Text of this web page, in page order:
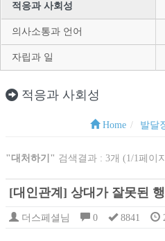
적응과 사회성
의사소통과 언어
자립과 일
적응과 사회성
Home 발달
"대처하기" 검색결과 : 3개 (1/1페이
[대인관계] 상대가 잘못된
더스페셜님 0 8841